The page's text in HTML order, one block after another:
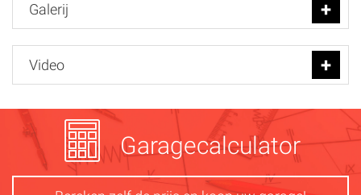
Galerij
Video
Garagecalculator